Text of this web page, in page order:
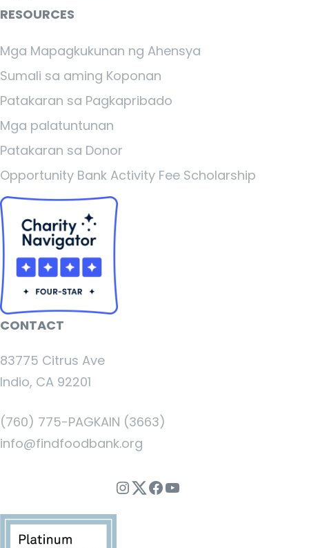
RESOURCES
Mga Mapagkukunan ng Ahensya
Sumali sa aming Koponan
Patakaran sa Pagkapribado
Mga palatuntunan
Patakaran sa Donor
Opportunity Bank Activity Fee Scholarship
CONTACT
83775 Citrus Ave
Indio, CA 92201
(760) 775-PAGKAIN (3663)
info@findfoodbank.org
Instagram
Twitter
Facebook
YouTube